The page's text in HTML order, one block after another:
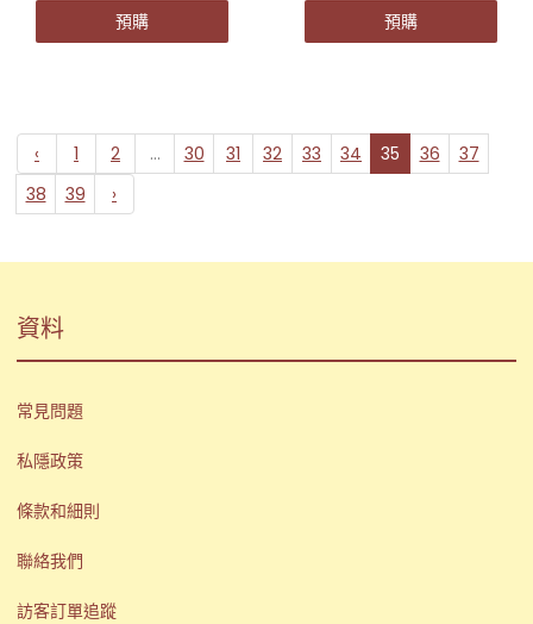
預購 預購
‹ 1 2 ... 30 31 32 33 34 35 36
37
38
39 ›
資料
常見問題
私隱政策
條款和細則
聯絡我們
訪客訂單追蹤